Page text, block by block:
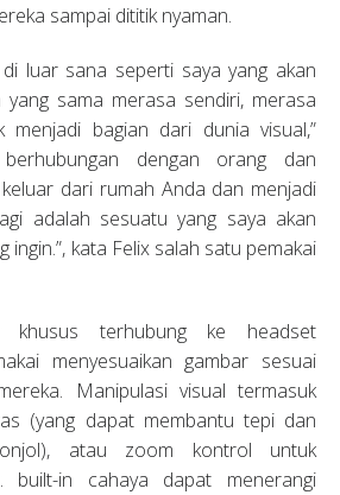
sampai dititik nyaman.
luar sana seperti saya yang akan
yang sama merasa sendiri, merasa
menjadi bagian dari dunia visual,”
berhubungan dengan orang dan
dari rumah Anda dan menjadi
adalah sesuatu yang saya akan
ingin.”, kata Felix salah satu pemakai
khusus terhubung ke headset
menyesuaikan gambar sesuai
Manipulasi visual termasuk
(yang dapat membantu tepi dan
atau zoom kontrol untuk
built-in cahaya dapat menerangi